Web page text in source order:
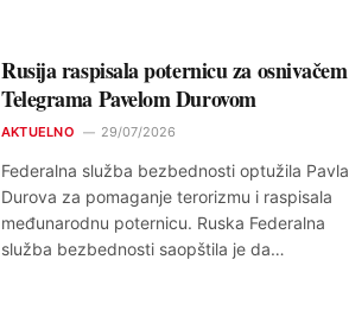
Rusija raspisala poternicu za osnivačem
Telegrama Pavelom Durovom
AKTUELNO 29/07/2026
Federalna služba bezbednosti optužila Pavla
Durova za pomaganje terorizmu i raspisala
međunarodnu poternicu. Ruska Federalna
služba bezbednosti saopštila je da…